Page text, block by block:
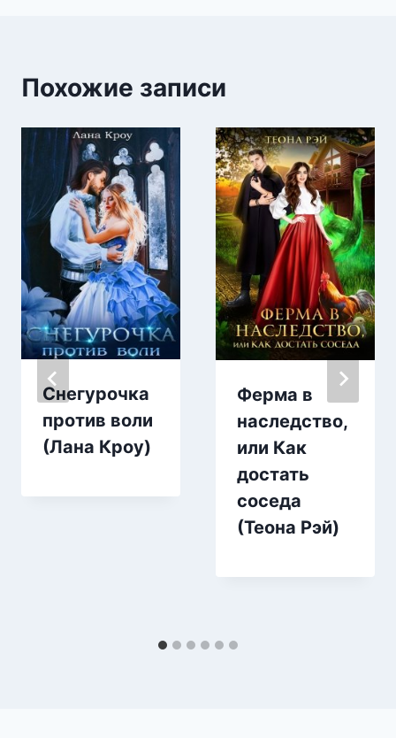
Похожие записи
Снегурочка
против воли
(Лана Кроу)
Ферма в
наследство,
или Как
достать
соседа
(Теона Рэй)